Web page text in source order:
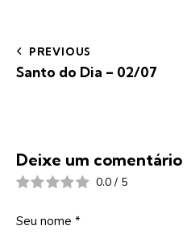
PREVIOUS
Santo do Dia – 02/07
Deixe um comentário
0.0 / 5